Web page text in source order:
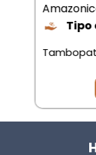
Tipo